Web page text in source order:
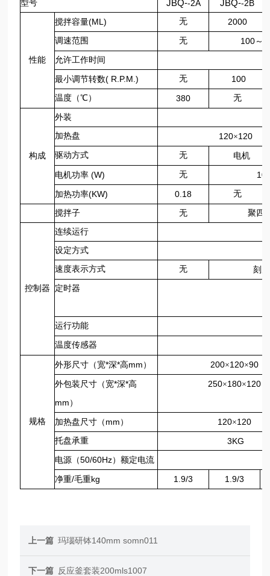
型号 JBQ--2A JBQ--2B
性能
搅拌容量(ML) 无 2000
调速范围 无 100～
允许工作时间
最小调节转数( R.P.M.) 无 100
温度（℃） 380 无
构成
外装
加热盘 120×120
驱动方式 无 电机
电机功率 (W) 无 10
加热功率(KW) 0.18 无
搅拌子 无 聚四
控制器
连续运行
设定方式
速度表示方式 无 刻度
定时器
运行功能
温度传感器
规格
外形尺寸（宽*深*高mm ） 200×120×90
外包装尺寸（宽*深*高
mm ）
250×180×120
加热盘尺寸（ mm ） 120×120
托盘承重 3KG
电源（50/60Hz）额定电流
净重/毛重kg 1.9/3 1.9/3
上一篇 玛瑙研钵140mm somn011
下一篇 反应釜套装200mls1007